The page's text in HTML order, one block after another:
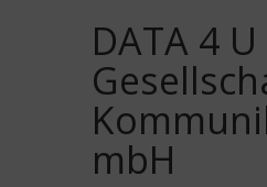
DATA 4 U
mbH